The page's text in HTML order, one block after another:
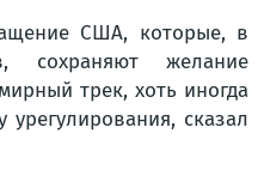
США, которые, в
сохраняют желание
трек, хоть иногда
урегулирования, сказал